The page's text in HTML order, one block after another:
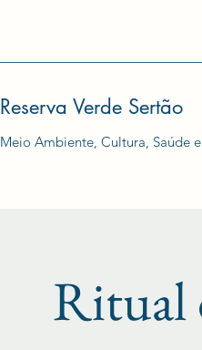
Reserva Verde Sertão
Meio Ambiente, Cultura, Saúde
Ritual